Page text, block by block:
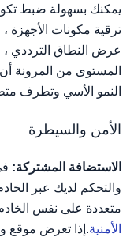
يمكنك بسهولة ضبط
ترقية مكونات الأجهزة
عرض النطاق الترددي
المستوى من المرونة
النمو الأسي وتطرف
الأمن والسيطرة
الاستضافة المشتركة:
والتحكم لديك عبر
متعددة على نفس
الأمنية.إذا تعرض موقع